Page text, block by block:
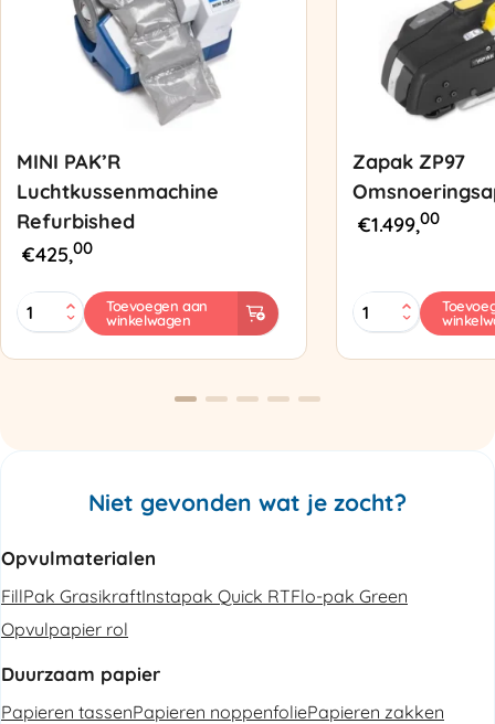
MINI PAK’R
Luchtkussenmachine
Refurbished
€425,00
MINI
PAK'R
Refurbished
Toevoegen aan
winkelwagen
Zapak ZP97
€1.499,00
Zapak
ZP97
aantal
Niet gevonden wat je zocht?
Opvulmaterialen
FillPak GrasikraftInstapak Quick RTFlo-pak Green
Opvulpapier rol
Duurzaam papier
Papieren tassenPapieren noppenfoliePapieren zakken